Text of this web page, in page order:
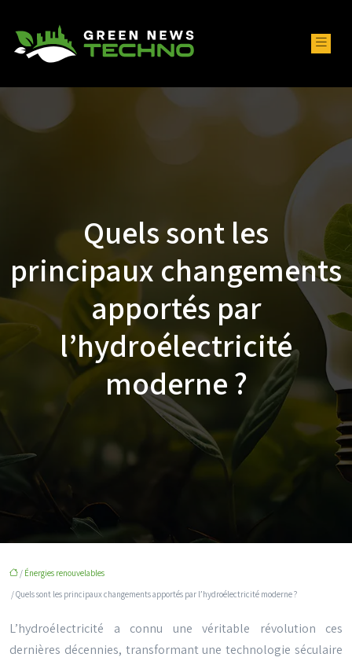
Quels sont les
principaux changements
apportés par
l’hydroélectricité
moderne ?
/ Énergies renouvelables
/ Quels sont les principaux changements apportés par l’hydroélectricité moderne ?
L’hydroélectricité a connu une véritable révolution ces
dernières décennies, transformant une technologie séculaire